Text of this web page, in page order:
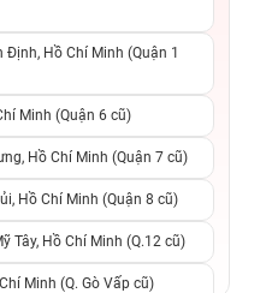
Định, Hồ Chí Minh (Quận 1
Minh (Quận 6 cũ)
Hồ Chí Minh (Quận 7 cũ)
Hồ Chí Minh (Quận 8 cũ)
Tây, Hồ Chí Minh (Q.12 cũ)
Minh (Q. Gò Vấp cũ)